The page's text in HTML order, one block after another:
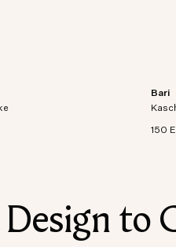
atmungsaktivem,
Gewebe.
Bari
150
to